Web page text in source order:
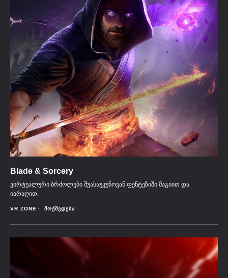
Blade & Sorcery
ვირტუალური ბრძოლები შუასაუკუნოვან ფენტეზიში მაგიით და
იარაღით.
VR ZONE ᲛᲝᲥᲛᲔᲓᲔᲑᲐ